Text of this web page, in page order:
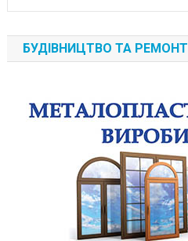
БУДІВНИЦТВО ТА РЕМОНТ